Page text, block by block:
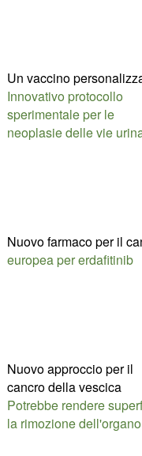
Un vaccino
Innovativo protocollo
sperimentale per le
neoplasie delle vie
Nuovo farmaco per il
europea per erdafitinib
Nuovo approccio per il
cancro della vescica
Potrebbe rendere
la rimozione dell'organo